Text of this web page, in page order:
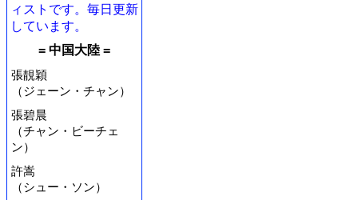
ィストです。毎日更新
しています。
= 中国大陸 =
張靚穎
（ジェーン・チャン）
張碧晨
（チャン・ビーチェ
ン）
許嵩
（シュー・ソン）